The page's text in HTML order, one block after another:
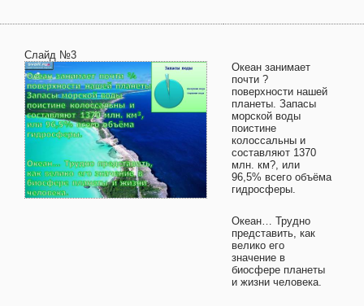
Слайд №3
Океан занимает
почти ?
поверхности нашей
планеты. Запасы
морской воды
поистине
колоссальны и
составляют 1370
млн. км?, или
96,5% всего объёма
гидросферы.
Океан… Трудно
представить, как
велико его
значение в
биосфере планеты
и жизни человека.